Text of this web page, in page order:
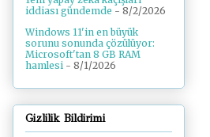
iddiası gündemde - 8/2/2026
Windows 11'in en büyük
sorunu sonunda çözülüyor:
Microsoft'tan 8 GB RAM
hamlesi - 8/1/2026
Gizlilik Bildirimi